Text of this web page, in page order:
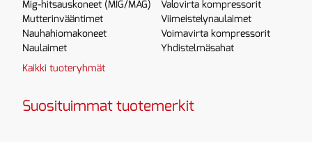
Mig-hitsauskoneet (MIG/MAG)
Mutterinvääntimet
Nauhahiomakoneet
Naulaimet
Valovirta kompressorit
Viimeistelynaulaimet
Voimavirta kompressorit
Yhdistelmäsahat
Kaikki tuoteryhmät
Suosituimmat tuotemerkit